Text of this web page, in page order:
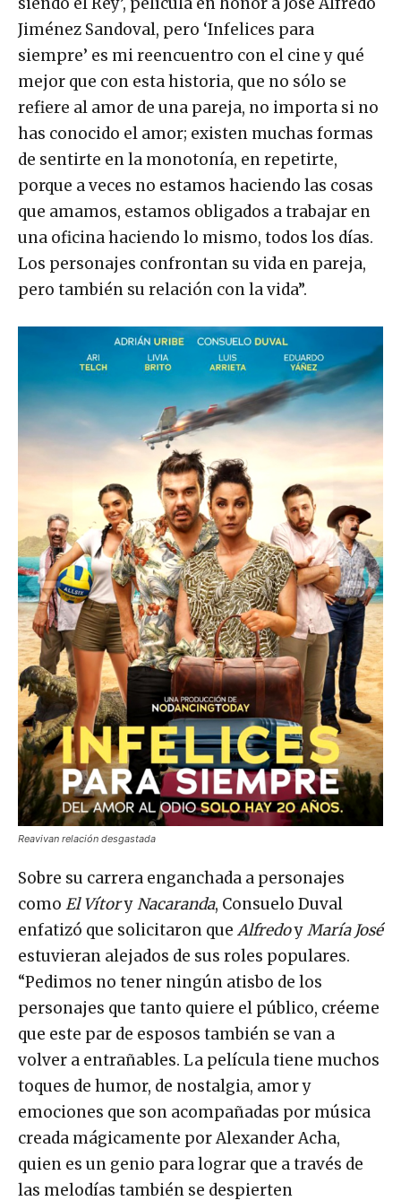
Jiménez Sandoval, pero ‘Infelices para
siempre’ es mi reencuentro con el cine y qué
mejor que con esta historia, que no sólo se
refiere al amor de una pareja, no importa si no
has conocido el amor; existen muchas formas
de sentirte en la monotonía, en repetirte,
porque a veces no estamos haciendo las cosas
que amamos, estamos obligados a trabajar en
una oficina haciendo lo mismo, todos los días.
Los personajes confrontan su vida en pareja,
pero también su relación con la vida”.
Reavivan relación desgastada
Sobre su carrera enganchada a personajes
como El VítoryNacaranda, Consuelo Duval
enfatizó que solicitaron que AlfredoyMaría José
estuvieran alejados de sus roles populares.
“Pedimos no tener ningún atisbo de los
personajes que tanto quiere el público, créeme
que este par de esposos también se van a
volver a entrañables. La película tiene muchos
toques de humor, de nostalgia, amor y
emociones que son acompañadas por música
creada mágicamente por Alexander Acha,
quien es un genio para lograr que a través de
las melodías también se despierten